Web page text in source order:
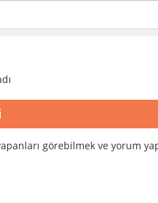
görebilmek ve yorum